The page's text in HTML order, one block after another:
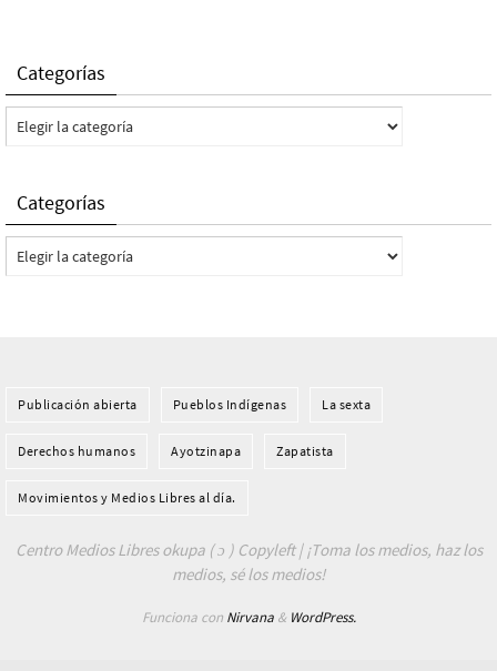
Categorías
Categorías
Categorías
Categorías
Publicación abierta Pueblos Indí­genas La sexta
Derechos humanos Ayotzinapa Zapatista
Movimientos y Medios Libres al día.
Centro Medios Libres okupa ( ɔ ) Copyleft | ¡Toma los medios, haz los
medios, sé los medios!
Funciona con Nirvana& WordPress.